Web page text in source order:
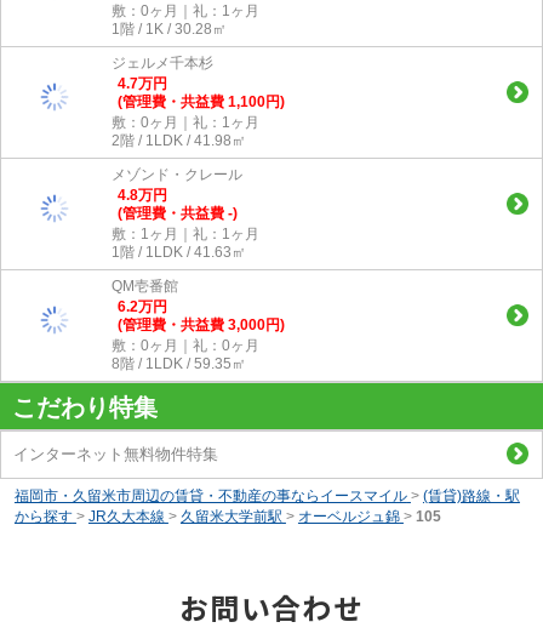
敷：0ヶ月｜礼：1ヶ月
1階 / 1K / 30.28㎡
ジェルメ千本杉
4.7万円
(管理費・共益費 1,100円)
敷：0ヶ月｜礼：1ヶ月
2階 / 1LDK / 41.98㎡
メゾンド・クレール
4.8万円
(管理費・共益費 -)
敷：1ヶ月｜礼：1ヶ月
1階 / 1LDK / 41.63㎡
QM壱番館
6.2万円
(管理費・共益費 3,000円)
敷：0ヶ月｜礼：0ヶ月
8階 / 1LDK / 59.35㎡
こだわり特集
インターネット無料物件特集
福岡市・久留米市周辺の賃貸・不動産の事ならイースマイル > (賃貸)路線・駅
から探す > JR久大本線 > 久留米大学前駅 > オーベルジュ錦 > 105
お問い合わせ